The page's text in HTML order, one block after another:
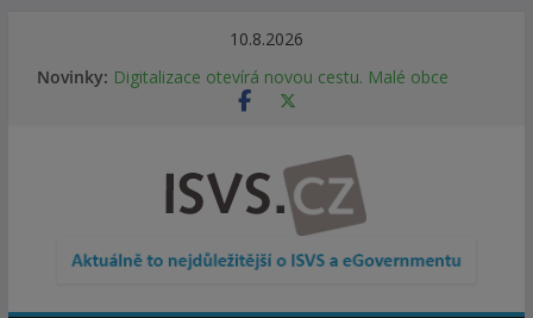
10.8.2026
Novinky:
Informace o obcích vždy po ruce. SMS ČR spouští
novou mobilní aplikaci
Digitalizace otevírá novou cestu. Malé obce
veřejnost do testování digitálních služeb
DIA: Informační systém dlouhodobého řízení
(ISDŘ) je od července v plném provozu
RVIS – Výbor pro architekturu a řízení ICT
zveřejnil materiály z nového jednání